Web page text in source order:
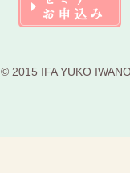
© 2015 IFA YUKO